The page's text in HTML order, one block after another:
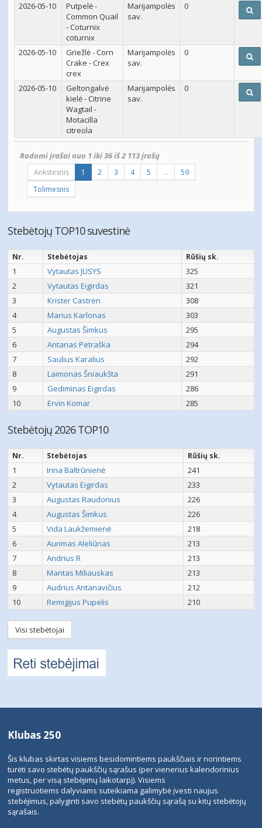
2026-05-10
Putpelė -
Common Quail
- Coturnix
coturnix
Marijampolės
sav.
0
2026-05-10
Griežlė - Corn
Crake - Crex
crex
Marijampolės
sav.
0
2026-05-10
Geltongalvė
kielė - Citrine
Wagtail -
Motacilla
citreola
Marijampolės
sav.
0
Rodomi įrašai nuo 1 iki 36 iš 2 113 įrašų
Ankstesnis 1 2 3 4 5 …
59
Tolimesnis
Stebėtojų TOP10 suvestinė
Nr. Stebėtojas Rūšių sk.
1 Vytautas JUSYS
325
2
Vytautas Eigirdas
321
3
Krister Castren
308
4
Marius Karlonas
303
5
Augustas Šimkus
295
6
Antanas Petraška
294
7
Saulius Karalius
292
8
Laimonas Šniaukšta
291
9
Gediminas Eigirdas
286
10
Ervin Komar 285
Stebėtojų 2026 TOP10
Nr. Stebėtojas Rūšių sk.
1 Irina Baltrūnienė
241
2
Vytautas Eigirdas
233
3
Augustas Raudonius
226
4
Augustas Šimkus
226
5
Vida Laukžemienė
218
6
Aurimas Aleliūnas
213
7
Andrius R
213
8
Mantas Miliauskas
213
9
Audrius Antanavičius
212
10
Remigijus Pupelis 210
Visi stebėtojai
Klubas 250
Šis klubas skirtas visiems besidomintiems paukščiais ir norintiems
turėti savo stebėtų paukščių sąrašus (per vienerius kalendorinius
metus, per visą stebėjimų laikotarpį). Visiems
registruotiems dalyviams suteikiama galimybė įvesti naujus
stebėjimus, palyginti savo stebėtų paukščių sąrašą su kitų stebėtojų
sąrašais.